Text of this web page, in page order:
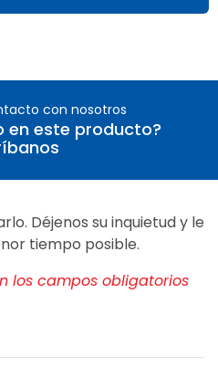
con nosotros
en este producto?
Déjenos su inquietud y le
tiempo posible.
los campos obligatorios